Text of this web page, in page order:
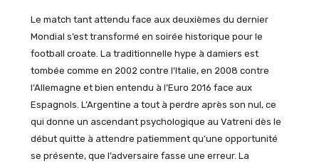
Le match tant attendu face aux deuxièmes du dernier
Mondial s’est transformé en soirée historique pour le
football croate. La traditionnelle hype à damiers est
tombée comme en 2002 contre l’Italie, en 2008 contre
l’Allemagne et bien entendu à l’Euro 2016 face aux
Espagnols. L’Argentine a tout à perdre après son nul, ce
qui donne un ascendant psychologique au Vatreni dès le
début quitte à attendre patiemment qu’une opportunité
se présente, que l’adversaire fasse une erreur. La